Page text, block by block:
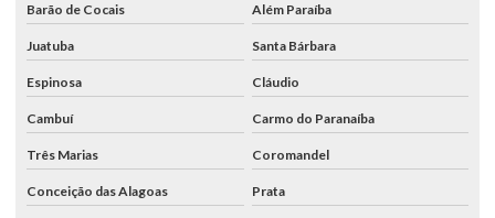
Barão de Cocais Além Paraíba
Juatuba Santa Bárbara
Espinosa Cláudio
Cambuí Carmo do Paranaíba
Três Marias Coromandel
Conceição das Alagoas Prata